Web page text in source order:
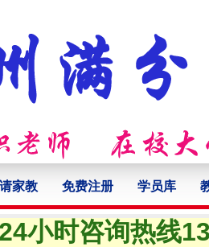
请家教 免费注册 学员库
24小时咨询热线